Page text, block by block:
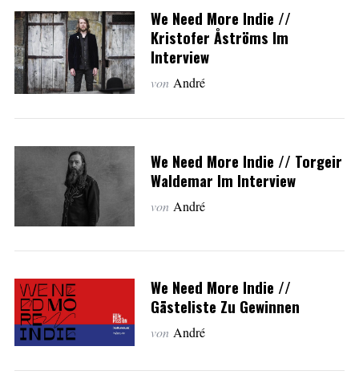
We Need More Indie //
Kristofer Åströms Im
Interview
von André
We Need More Indie // Torgeir
Waldemar Im Interview
von André
We Need More Indie //
Gästeliste Zu Gewinnen
von André